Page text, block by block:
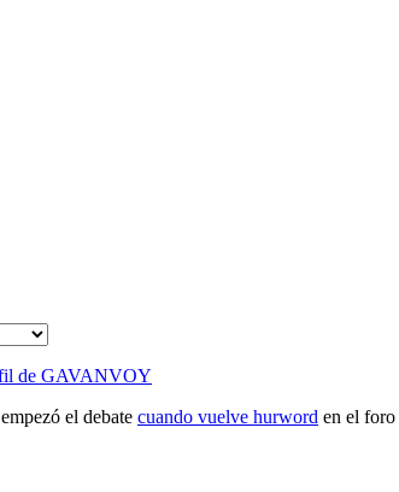
empezó el debate cuando vuelve hurword en el foro